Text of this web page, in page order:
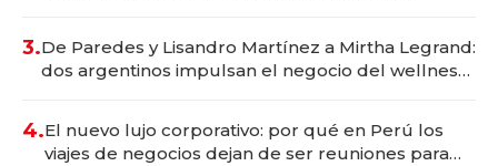
3.De Paredes y Lisandro Martínez a Mirtha Legrand:
dos argentinos impulsan el negocio del wellness
4.El nuevo lujo corporativo: por qué en Perú los
viajes de negocios dejan de ser reuniones para